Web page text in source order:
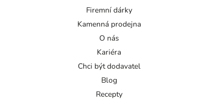
Firemní dárky
Kamenná prodejna
O nás
Kariéra
Chci být dodavatel
Blog
Recepty